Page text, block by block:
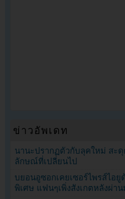
ข่าวอัพเดท
นานะปรากฏตัวกับลุคใหม่ สะ
ลักษณ์ที่เปลี่ยนไป
บยอนอูซอกเคยเซอร์ไพรส์ไอยู
พิเศษ แฟนๆเพิ่งสังเกตหลังผ่า